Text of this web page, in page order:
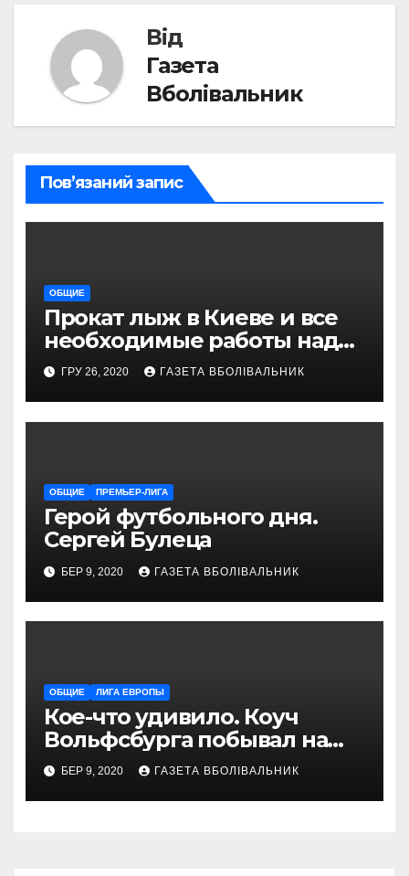
Від
Газета
Вболівальник
Пов’язаний запис
ОБЩИЕ
Прокат лыж в Киеве и все
необходимые работы над
снаряжением, которое
проводит магазин
«VELOPARK»
ГРУ 26, 2020 ГАЗЕТА ВБОЛІВАЛЬНИК
ОБЩИЕ ПРЕМЬЕР-ЛИГА
Герой футбольного дня.
Сергей Булеца
БЕР 9, 2020 ГАЗЕТА ВБОЛІВАЛЬНИК
ОБЩИЕ ЛИГА ЕВРОПЫ
Кое-что удивило. Коуч
Вольфсбурга побывал на
матче Шахтера с Колосом
БЕР 9, 2020 ГАЗЕТА ВБОЛІВАЛЬНИК